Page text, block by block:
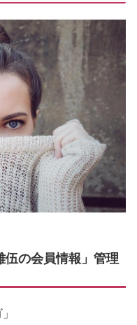
伍の会員情報」管理